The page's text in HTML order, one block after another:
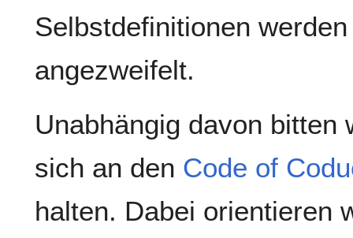
Selbstdefinitionen
angezweifelt.
Unabhängig davon bitten
sich an den Code of
halten. Dabei orientieren